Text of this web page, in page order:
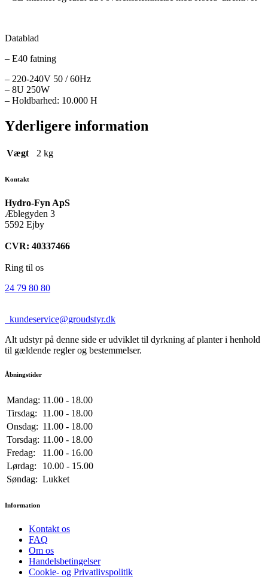
Datablad
– E40 fatning
– 220-240V 50 / 60Hz
– 8U 250W
– Holdbarhed: 10.000 H
Yderligere information
Vægt 2 kg
Kontakt
Hydro-Fyn ApS
Æblegyden 3
5592 Ejby
CVR: 40337466
Ring til os
24 79 80 80
kundeservice@groudstyr.dk
Alt udstyr på denne side er udviklet til dyrkning af planter i henhold
til gældende regler og bestemmelser.
Åbningstider
Mandag: 11.00 - 18.00
Tirsdag:
11.00 - 18.00
Onsdag: 11.00 - 18.00
Torsdag: 11.00 - 18.00
Fredag:
11.00 - 16.00
Lørdag:
10.00 - 15.00
Søndag: Lukket
Information
Kontakt os
FAQ
Om os
Handelsbetingelser
Cookie- og Privatlivspolitik